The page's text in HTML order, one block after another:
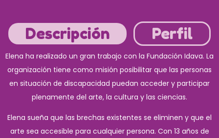
Descripción Perfil
Elena ha realizado un gran trabajo con la Fundación Idava. La
organización tiene como misión posibilitar que las personas
en situación de discapacidad puedan acceder y participar
plenamente del arte, la cultura y las ciencias.
Elena sueña que las brechas existentes se eliminen y que el
arte sea accesible para cualquier persona. Con 13 años de